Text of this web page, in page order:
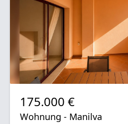
175.000 €
Wohnung - Manilva